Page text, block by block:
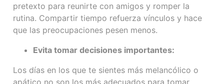
pretexto para reunirte con amigos y romper la
rutina. Compartir tiempo refuerza vínculos y hace
que las preocupaciones pesen menos.
Evita tomar decisiones importantes:
Los días en los que te sientes más melancólico o
apático no son los más adecuados para tomar